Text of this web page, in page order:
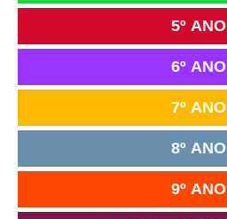
5º ANO
6º ANO
7º ANO
8º ANO
9º ANO